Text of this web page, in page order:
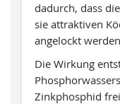
dadurch, dass
sie attraktiven
angelockt
Die Wirkung
Zinkphosphid